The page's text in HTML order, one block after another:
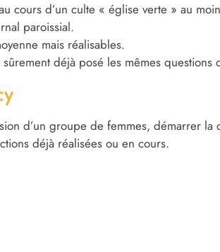
cours d’un culte « église verte » au
paroissial.
mais réalisables.
déjà posé les mêmes questions
d’un groupe de femmes, démarrer la
déjà réalisées ou en cours.